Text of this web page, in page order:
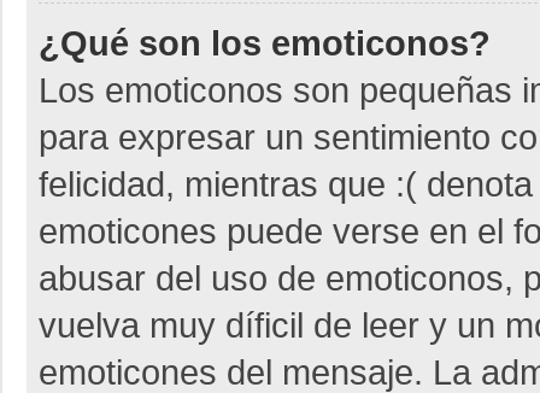
¿Qué son los emoticonos?
Los emoticonos son pequeñas
para expresar un sentimiento
felicidad, mientras que :(
emoticones puede verse en el
abusar del uso de emoticonos,
vuelva muy díficil de leer y un
emoticones del mensaje. La